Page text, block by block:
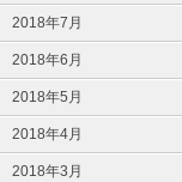
2018年7月
2018年6月
2018年5月
2018年4月
2018年3月